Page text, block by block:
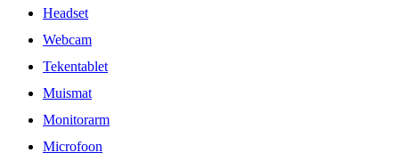
Headset
Webcam
Tekentablet
Muismat
Monitorarm
Microfoon